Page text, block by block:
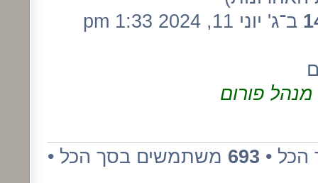
ב־ג' יוני 11, 2024 1:33 pm
מנהל פורום
הכל • 693 משתמשים בסך הכל •